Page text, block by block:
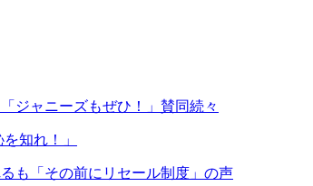
ジャニーズもぜひ！」賛同続々
知れ！」
も「その前にリセール制度」の声